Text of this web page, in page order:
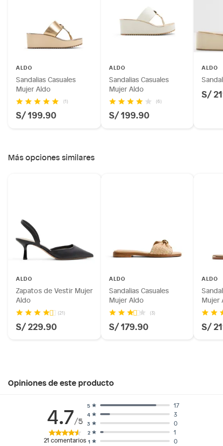
Productos que hayan sido previamente instalados.
Baterías de auto.
Motocicletas y bicicletas motorizadas.
ALDO
Sandalias Casuales
Mujer Aldo
(1)
S/ 199.90
ALDO
Sandalias Casuales
Mujer Aldo
(6)
S/ 199.90
ALDO
S/
Más opciones similares
ALDO
Zapatos de Vestir Mujer
Aldo
(21)
S/ 229.90
ALDO
Sandalias Casuales
Mujer Aldo
(3)
S/ 179.90
ALDO
Mujer
S/
Opiniones de este producto
4.7/5
21 comentarios 1 0
2 1
3 0
4 3
5 17